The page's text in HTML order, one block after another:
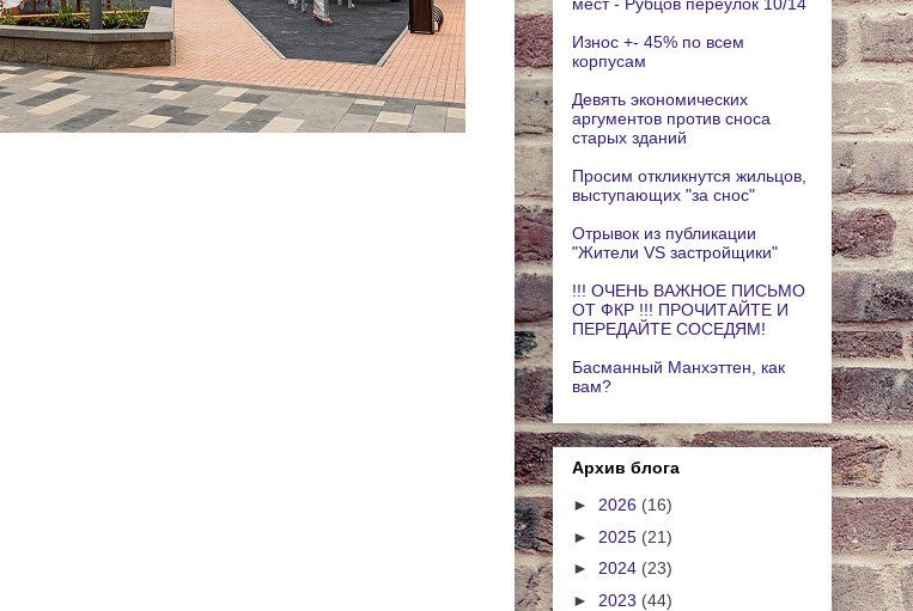
Износ +- 45% по всем
корпусам
Девять экономических
аргументов против сноса
старых зданий
Просим откликнутся жильцов,
выступающих "за снос"
Отрывок из публикации
"Жители VS застройщики"
!!! ОЧЕНЬ ВАЖНОЕ ПИСЬМО
ОТ ФКР !!! ПРОЧИТАЙТЕ И
ПЕРЕДАЙТЕ СОСЕДЯМ!
Басманный Манхэттен, как
вам?
Архив блога
► 2026 (16)
► 2025 (21)
► 2024 (23)
► 2023 (44)